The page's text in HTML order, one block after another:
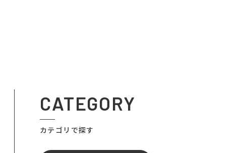
CATEGORY
カテゴリで探す